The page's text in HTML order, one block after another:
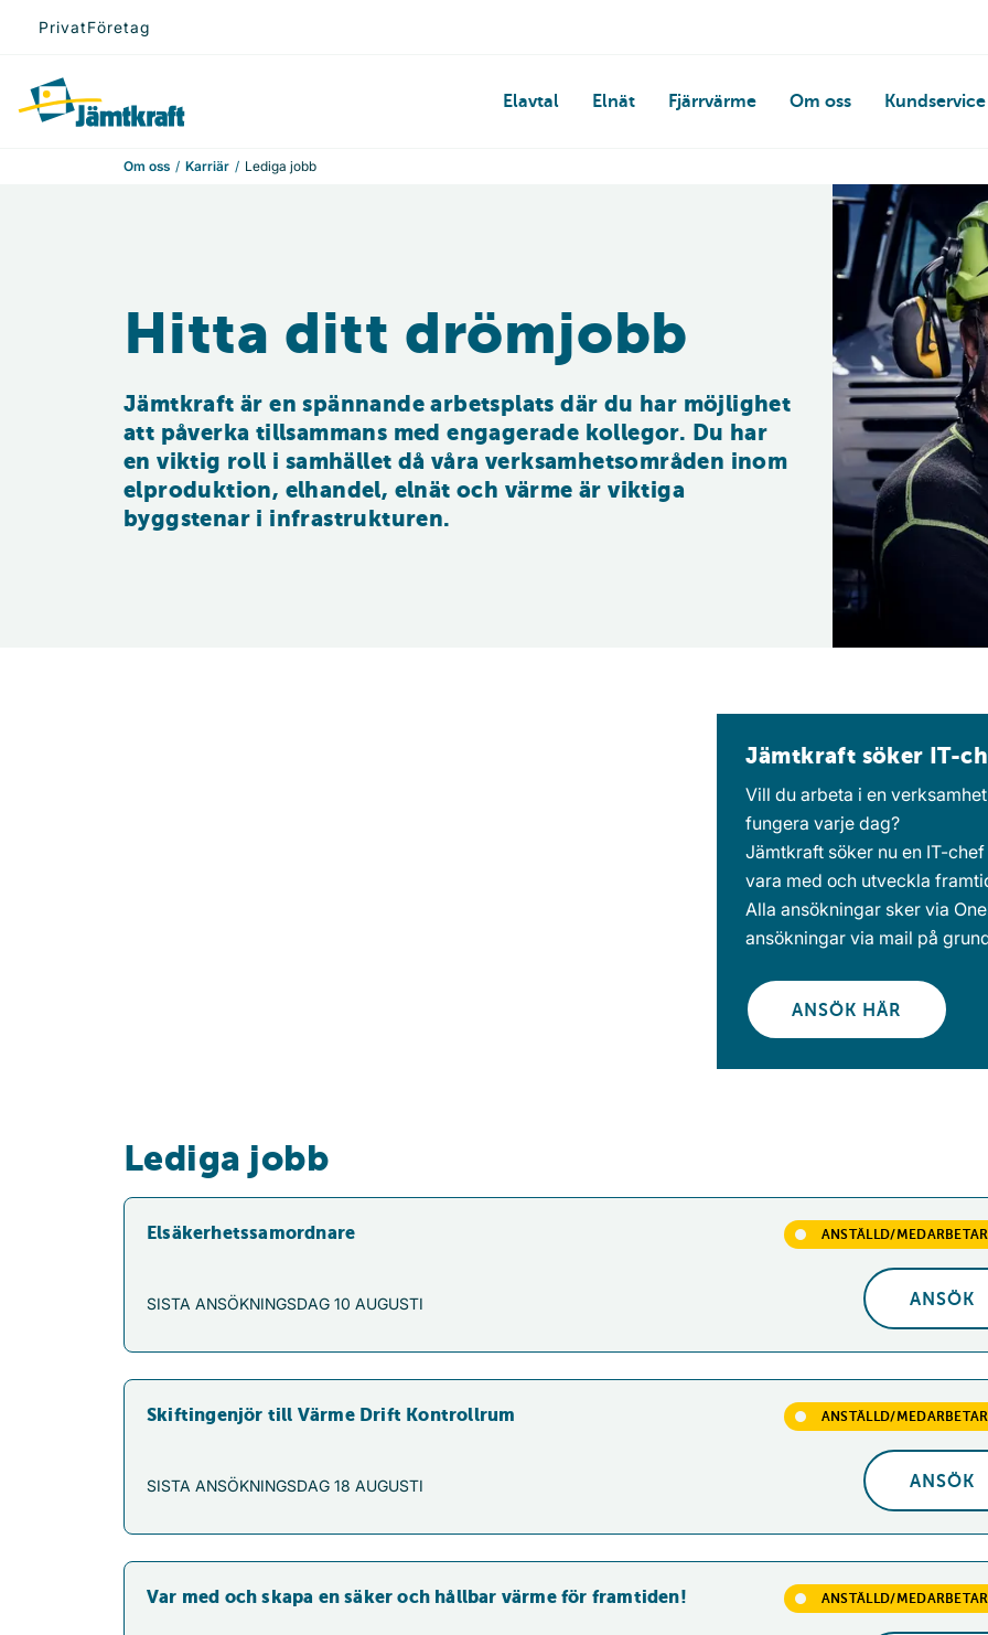
PrivatFöretag
Till startsidan
Elavtal Elnät Fjärrvärme Om oss Kundservice
Om oss Karriär Lediga jobb
Hitta ditt drömjobb
Jämtkraft är en spännande arbetsplats där du har möjlighet
att påverka tillsammans med engagerade kollegor. Du har
en viktig roll i samhället då våra verksamhetsområden inom
elproduktion, elhandel, elnät och värme är viktiga
byggstenar i infrastrukturen.
Jämtkraft söker IT-
Vill du arbeta i en
fungera varje dag?
Jämtkraft söker nu en IT-
vara med och utveckla
Alla ansökningar sker via
ansökningar via mail på
ANSÖK HÄR
Lediga jobb
ANSTÄLLD/
Elsäkerhetssamordnare
SISTA ANSÖKNINGSDAG 10 AUGUSTI ANSÖK
ANSTÄLLD/
Skiftingenjör till Värme Drift Kontrollrum
SISTA ANSÖKNINGSDAG 18 AUGUSTI ANSÖK
ANSTÄLLD/
Var med och skapa en säker och hållbar värme för framtiden!